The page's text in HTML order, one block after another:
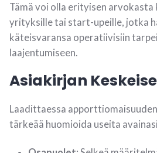
Tämä voi olla erityisen arvokasta
yrityksille tai start-upeille, jotka
käteisvaransa operatiivisiin
laajentumiseen.
Asiakirjan
Laadittaessa
tärkeää huomioida useita